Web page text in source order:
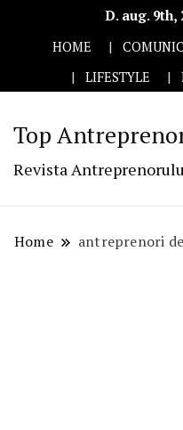
D. aug. 9th,
HOME
LIFESTYLE
Top
Revista
Home antreprenori